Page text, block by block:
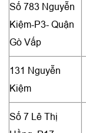
Số 783 Nguyễn
Kiệm-P3- Quận
Gò Vấp
131 Nguyễn
Kiệm
Số 7 Lê Thị